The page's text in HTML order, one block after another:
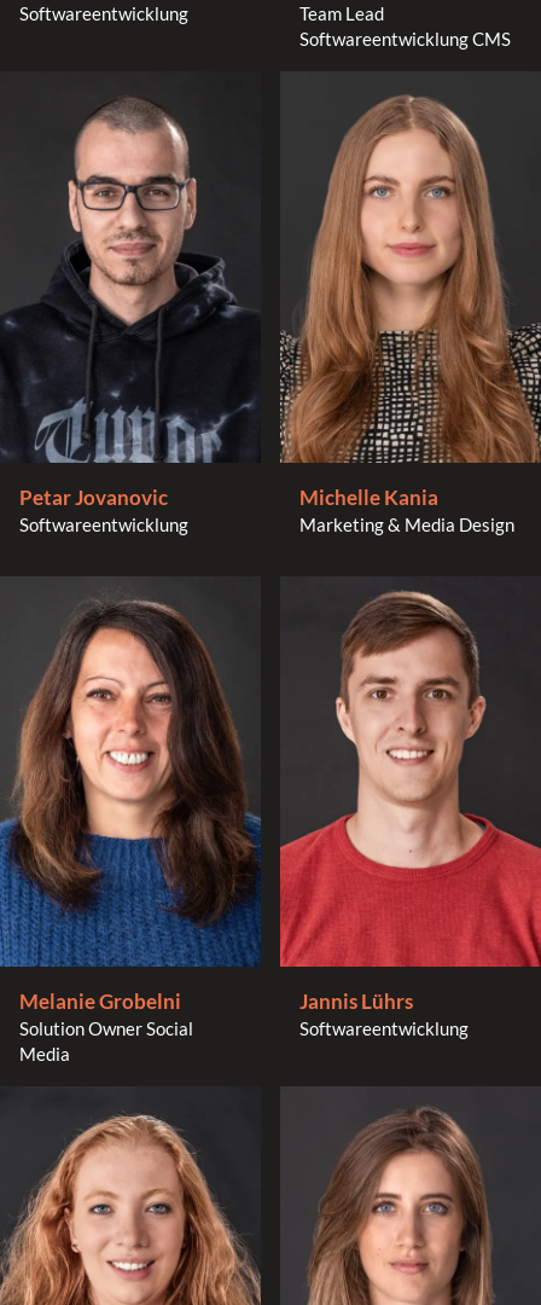
Softwareentwicklung
Team Lead
Softwareentwicklung CMS
Petar Jovanovic
Softwareentwicklung
Michelle Kania
Marketing & Media Design
Melanie Grobelni
Solution Owner Social
Media
Jannis Lührs
Softwareentwicklung